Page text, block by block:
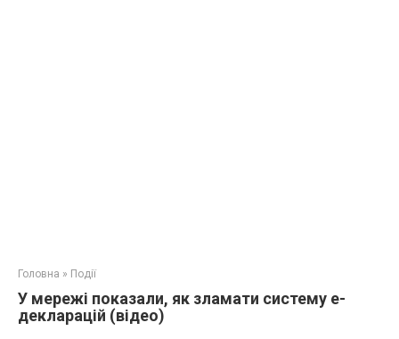
Головна » Події
У мережі показали, як зламати систему е-
декларацій (відео)